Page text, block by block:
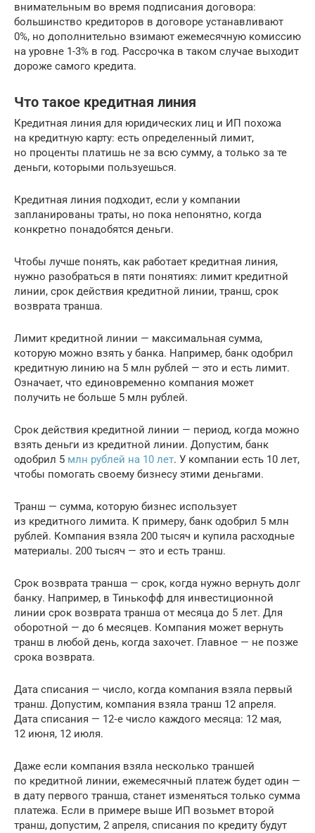
внимательным во время подписания договора:
большинство кредиторов в договоре устанавливают
0%, но дополнительно взимают ежемесячную комиссию
на уровне 1-3% в год. Рассрочка в таком случае выходит
дороже самого кредита.
Что такое кредитная линия
Кредитная линия для юридических лиц и ИП похожа
на кредитную карту: есть определенный лимит,
но проценты платишь не за всю сумму, а только за те
деньги, которыми пользуешься.
Кредитная линия подходит, если у компании
запланированы траты, но пока непонятно, когда
конкретно понадобятся деньги.
Чтобы лучше понять, как работает кредитная линия,
нужно разобраться в пяти понятиях: лимит кредитной
линии, срок действия кредитной линии, транш, срок
возврата транша.
Лимит кредитной линии — максимальная сумма,
которую можно взять у банка. Например, банк одобрил
кредитную линию на 5 млн рублей — это и есть лимит.
Означает, что единовременно компания может
получить не больше 5 млн рублей.
Срок действия кредитной линии — период, когда можно
взять деньги из кредитной линии. Допустим, банк
одобрил 5 млн рублей на 10 лет. У компании есть 10 лет,
чтобы помогать своему бизнесу этими деньгами.
Транш — сумма, которую бизнес использует
из кредитного лимита. К примеру, банк одобрил 5 млн
рублей. Компания взяла 200 тысяч и купила расходные
материалы. 200 тысяч — это и есть транш.
Срок возврата транша — срок, когда нужно вернуть долг
банку. Например, в Тинькофф для инвестиционной
линии срок возврата транша от месяца до 5 лет. Для
оборотной — до 6 месяцев. Компания может вернуть
транш в любой день, когда захочет. Главное — не позже
срока возврата.
Дата списания — число, когда компания взяла первый
транш. Допустим, компания взяла транш 12 апреля.
Дата списания — 12‑е число каждого месяца: 12 мая,
12 июня, 12 июля.
Даже если компания взяла несколько траншей
по кредитной линии, ежемесячный платеж будет один —
в дату первого транша, станет изменяться только сумма
платежа. Если в примере выше ИП возьмет второй
транш, допустим, 2 апреля, списания по кредиту будут